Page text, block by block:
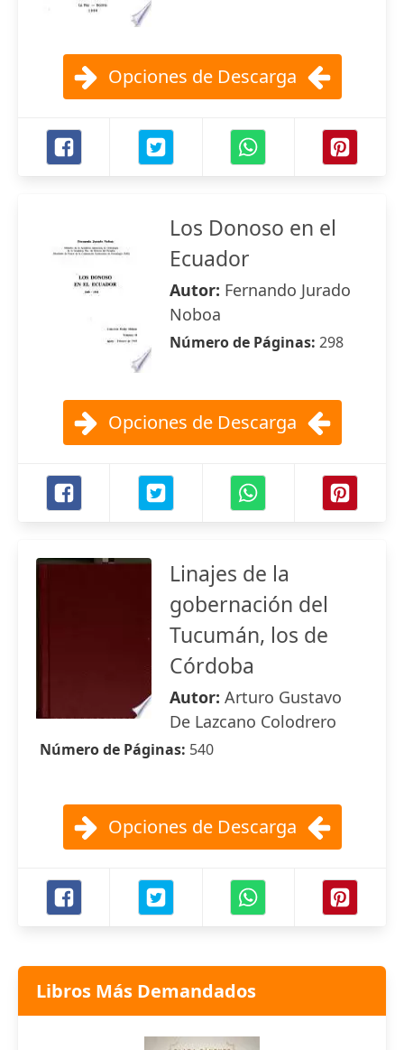
Opciones de Descarga
Los Donoso en el
Ecuador
Autor: Fernando Jurado
Noboa
Número de Páginas: 298
Opciones de Descarga
Linajes de la
gobernación del
Tucumán, los de
Córdoba
Autor: Arturo Gustavo
De Lazcano Colodrero
Número de Páginas: 540
Opciones de Descarga
Libros Más Demandados